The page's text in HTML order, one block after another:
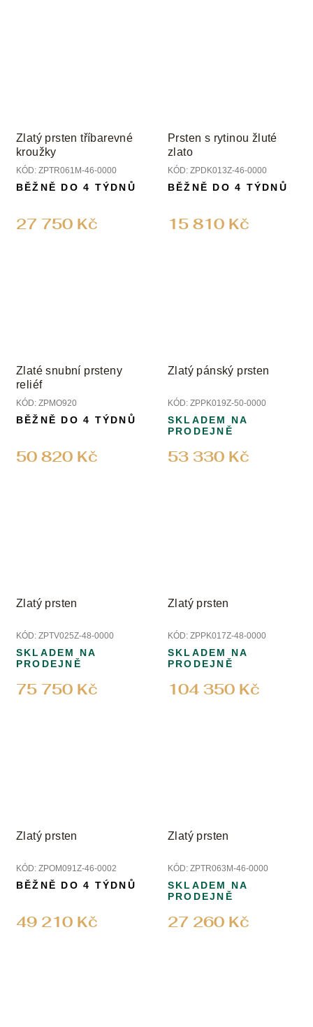
Zlatý prsten tříbarevné
kroužky
KÓD: ZPTR061M-46-0000
27 750 Kč
BĚŽNĚ DO 4 TÝDNŮ
Prsten s rytinou žluté
zlato
KÓD: ZPDK013Z-46-0000
15 810 Kč
BĚŽNĚ DO 4 TÝDNŮ
Zlaté snubní prsteny
reliéf
KÓD: ZPMO920
50 820 Kč
BĚŽNĚ DO 4 TÝDNŮ
Zlatý pánský prsten
KÓD: ZPPK019Z-50-0000
53 330 Kč
SKLADEM NA
PRODEJNĚ
Zlatý prsten
KÓD: ZPTV025Z-48-0000
75 750 Kč
SKLADEM NA
PRODEJNĚ
Zlatý prsten
KÓD: ZPPK017Z-48-0000
104 350 Kč
SKLADEM NA
PRODEJNĚ
Zlatý prsten
KÓD: ZPOM091Z-46-0002
49 210 Kč
BĚŽNĚ DO 4 TÝDNŮ
Zlatý prsten
KÓD: ZPTR063M-46-0000
27 260 Kč
SKLADEM NA
PRODEJNĚ